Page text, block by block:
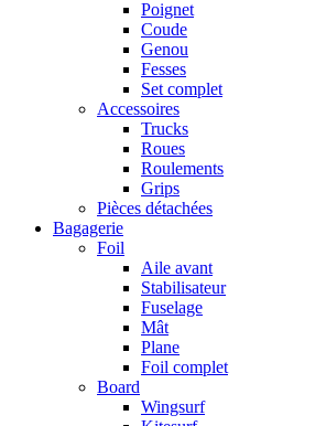
Poignet
Coude
Genou
Fesses
Set complet
Accessoires
Trucks
Roues
Roulements
Grips
Pièces détachées
Bagagerie
Foil
Aile avant
Stabilisateur
Fuselage
Mât
Plane
Foil complet
Board
Wingsurf